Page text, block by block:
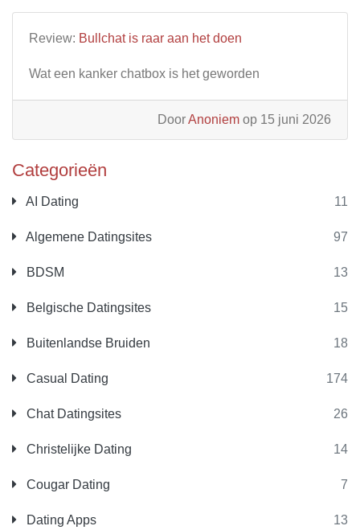
Categorieën
AI Dating 11
Algemene Datingsites 97
BDSM 13
Belgische Datingsites 15
Buitenlandse Bruiden 18
Casual Dating 174
Chat Datingsites 26
Christelijke Dating 14
Cougar Dating 7
Dating Apps 13
Review: Bullchat is raar aan het doen
Wat een kanker chatbox is het geworden
DoorAnoniem op 15 juni 2026